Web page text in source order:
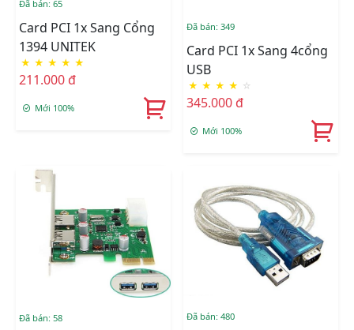
Đã bán: 65
Card PCI 1x Sang Cổng
1394 UNITEK
★ ★ ★ ★ ★
211.000 đ
Mới 100%
Đã bán: 349
Card PCI 1x Sang 4cổng
USB
★ ★ ★ ★ ☆
345.000 đ
Mới 100%
Đã bán: 58 Đã bán: 480